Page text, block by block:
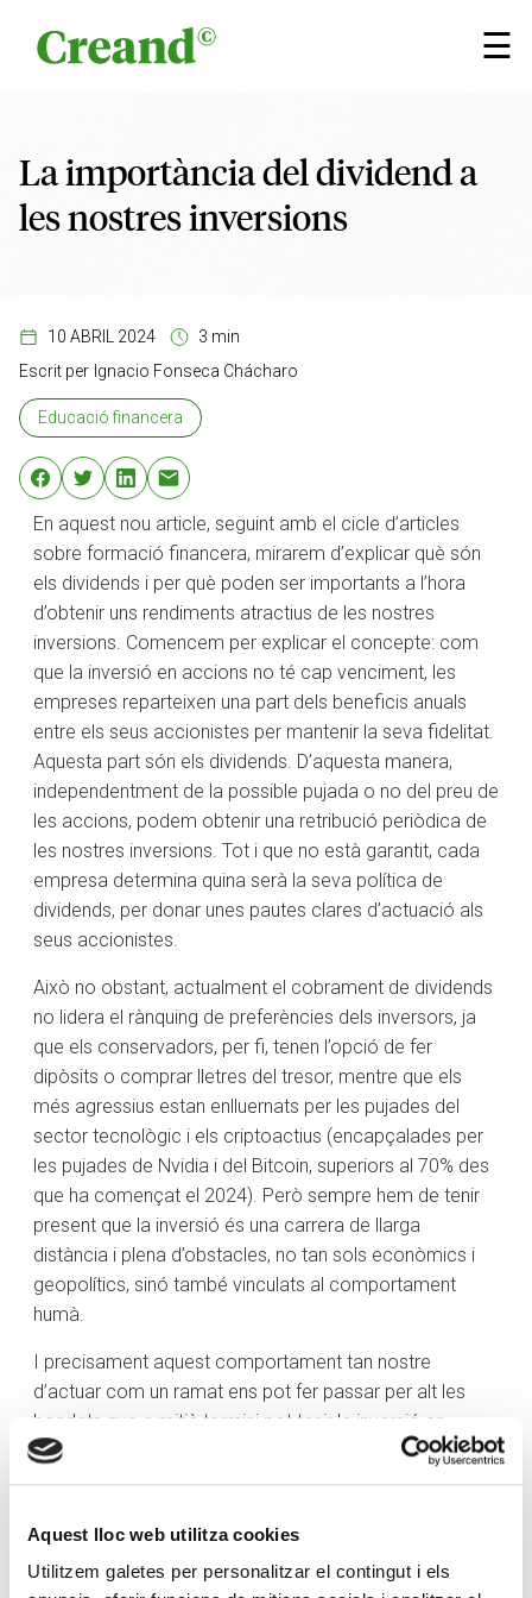
Aquest lloc web utilitza cookies
Utilitzem galetes per personalitzar el contingut i els
☰
×
La importància del dividend a
les nostres inversions
10 ABRIL 2024
3 min
Escrit per Ignacio Fonseca Chácharo
Educació financera
En aquest nou article, seguint amb el cicle d’articles
sobre formació financera, mirarem d’explicar què són
els dividends i per què poden ser importants a l’hora
d’obtenir uns rendiments atractius de les nostres
inversions. Comencem per explicar el concepte: com
que la inversió en accions no té cap venciment, les
empreses reparteixen una part dels beneficis anuals
entre els seus accionistes per mantenir la seva fidelitat.
Aquesta part són els dividends. D’aquesta manera,
independentment de la possible pujada o no del preu de
les accions, podem obtenir una retribució periòdica de
les nostres inversions. Tot i que no està garantit, cada
empresa determina quina serà la seva política de
dividends, per donar unes pautes clares d’actuació als
seus accionistes.
Això no obstant, actualment el cobrament de dividends
no lidera el rànquing de preferències dels inversors, ja
que els conservadors, per fi, tenen l’opció de fer
dipòsits o comprar lletres del tresor, mentre que els
més agressius estan enlluernats per les pujades del
sector tecnològic i els criptoactius (encapçalades per
les pujades de Nvidia i del Bitcoin, superiors al 70% des
que ha començat el 2024). Però sempre hem de tenir
present que la inversió és una carrera de llarga
distància i plena d’obstacles, no tan sols econòmics i
geopolítics, sinó també vinculats al comportament
humà.
I precisament aquest comportament tan nostre
d’actuar com un ramat ens pot fer passar per alt les
bondats que a mitjà termini pot tenir la inversió en
empreses «avorrides», però que mantenen una
interessant retribució a l’accionista via el repartiment de
de mirar el comportament de l’Ibex 35 des de la crisi
financera del 2008. Si calculem la revalorització de